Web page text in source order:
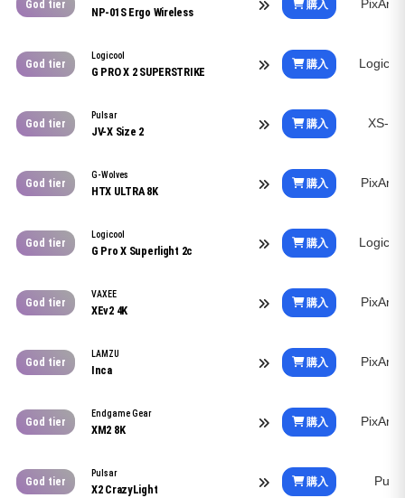
God tier
NP-01S Ergo Wireless
購入 PixArt
God tier
Logicool
G PRO X 2 SUPERSTRIKE
購入
God tier
Pulsar
JV-X Size 2
購入 XS-1
God tier
G-Wolves
HTX ULTRA 8K
購入 PixArt
God tier
Logicool
G Pro X Superlight 2c
購入
God tier
VAXEE
XEv2 4K
購入 PixArt
God tier
LAMZU
Inca
購入 PixArt
God tier
Endgame Gear
XM2 8K
購入 PixArt
God tier
Pulsar
X2 CrazyLight
購入